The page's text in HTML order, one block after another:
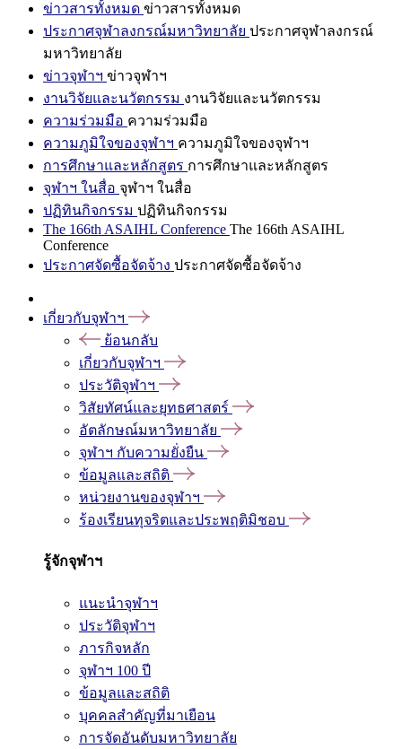
ข่าวสารทั้งหมด ข่าวสารทั้งหมด
ประกาศจุฬาลงกรณ์มหาวิทยาลัย ประกาศจุฬาลงกรณ์
มหาวิทยาลัย
ข่าวจุฬาฯ ข่าวจุฬาฯ
งานวิจัยและนวัตกรรม งานวิจัยและนวัตกรรม
ความร่วมมือ ความร่วมมือ
ความภูมิใจของจุฬาฯ ความภูมิใจของจุฬาฯ
การศึกษาและหลักสูตร การศึกษาและหลักสูตร
จุฬาฯ ในสื่อ จุฬาฯ ในสื่อ
ปฏิทินกิจกรรม ปฏิทินกิจกรรม
The 166th ASAIHL Conference The 166th ASAIHL
Conference
ประกาศจัดซื้อจัดจ้าง ประกาศจัดซื้อจัดจ้าง
เกี่ยวกับจุฬาฯ
ย้อนกลับ
เกี่ยวกับจุฬาฯ
ประวัติจุฬาฯ
วิสัยทัศน์และยุทธศาสตร์
อัตลักษณ์มหาวิทยาลัย
จุฬาฯ กับความยั่งยืน
ข้อมูลและสถิติ
หน่วยงานของจุฬาฯ
ร้องเรียนทุจริตและประพฤติมิชอบ
รู้จักจุฬาฯ
แนะนำจุฬาฯ
ประวัติจุฬาฯ
ภารกิจหลัก
จุฬาฯ 100 ปี
ข้อมูลและสถิติ
บุคคลสำคัญที่มาเยือน
การจัดอันดับมหาวิทยาลัย